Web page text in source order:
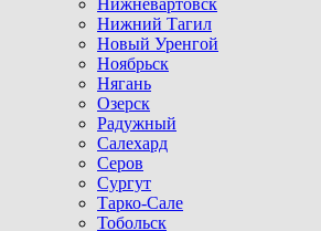
Нижневартовск
Нижний Тагил
Новый Уренгой
Ноябрьск
Нягань
Озерск
Радужный
Салехард
Серов
Сургут
Тарко-Сале
Тобольск